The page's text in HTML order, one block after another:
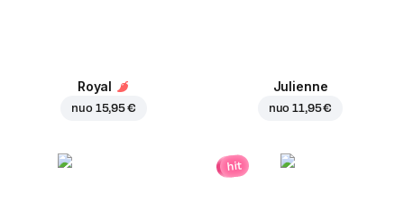
Royal
nuo 15,95 €
Julienne
nuo11,95 €
hit